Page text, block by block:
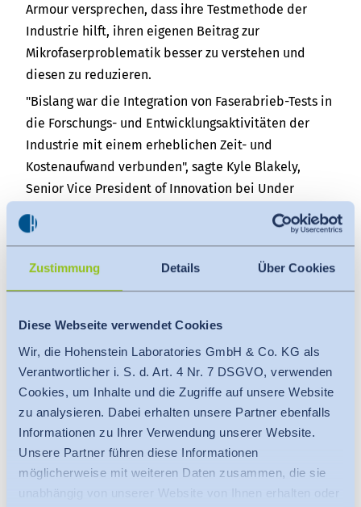
Zustimmung Details Über Cookies
Diese Webseite verwendet Cookies
Wir, die Hohenstein Laboratories GmbH & Co. KG als
Verantwortlicher i. S. d. Art. 4 Nr. 7 DSGVO, verwenden
Cookies, um Inhalte und die Zugriffe auf unsere Website
zu analysieren. Dabei erhalten unsere Partner ebenfalls
Informationen zu Ihrer Verwendung unserer Website.
Unsere Partner führen diese Informationen
möglicherweise mit weiteren Daten zusammen, die sie
unabhängig von unserer Website von Ihnen erhalten oder
Armour versprechen, dass ihre Testmethode der
Industrie hilft, ihren eigenen Beitrag zur
Mikrofaserproblematik besser zu verstehen und
diesen zu reduzieren.
"Bislang war die Integration von Faserabrieb-Tests in
die Forschungs- und Entwicklungsaktivitäten der
Industrie mit einem erheblichen Zeit- und
Kostenaufwand verbunden", sagte Kyle Blakely,
Senior Vice President of Innovation bei Under
Armour. "Wir bei Under Armour sind der Meinung,
dass ein frühzeitiges Eingreifen zur Verringerung der
weshalb unsere Testmethode speziell darauf
ausgerichtet ist, diese Zeit- und Kostenbarrieren zu
beseitigen.“
Eine Videoanleitung der Hohenstein Academy
erklärt leicht verständlich, wie Firmen das Kit
einsetzen können. Das Video führt Schritt für Schritt
durch den Prozess und stellt so sicher, dass alles
fehlerfrei durchgeführt wird.
Über Hohenstein
Hohenstein ist ein Familienunternehmen mit mehr